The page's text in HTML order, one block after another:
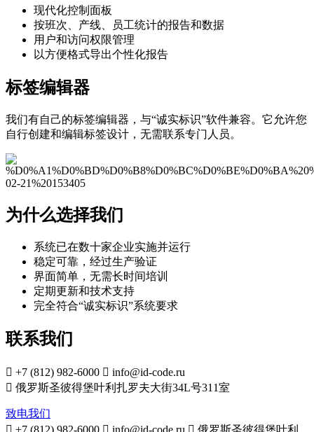
现代化控制面板
按班次、产线、员工统计的报告和数据
用户和访问权限管理
以方便格式导出个性化报告
标签编辑器
我们有自己的标签编辑器，与“诚实标识”软件兼容。它允许您
自行创建和编辑标签设计，无需联系专门人员。
为什么选择我们
系统已在数十家企业实施并运行
稳定可靠，经过生产验证
界面简单，无需长时间培训
定期更新和技术支持
完全符合“诚实标识”系统要求
联系我们
 +7 (812) 982-6000  info@id-code.ru
 俄罗斯圣彼得堡叶利扎罗夫大街34L号311室
致电我们
 +7 (812) 982-6000  info@id-code.ru  俄罗斯圣彼得堡叶利